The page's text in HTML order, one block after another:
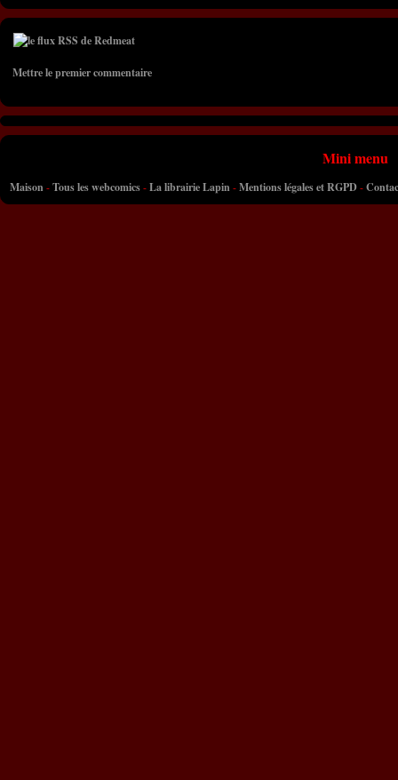
Mettre le premier commentaire
Mini menu
Maison-Tous les webcomics-La librairie Lapin-Mentions légales et RGPD-